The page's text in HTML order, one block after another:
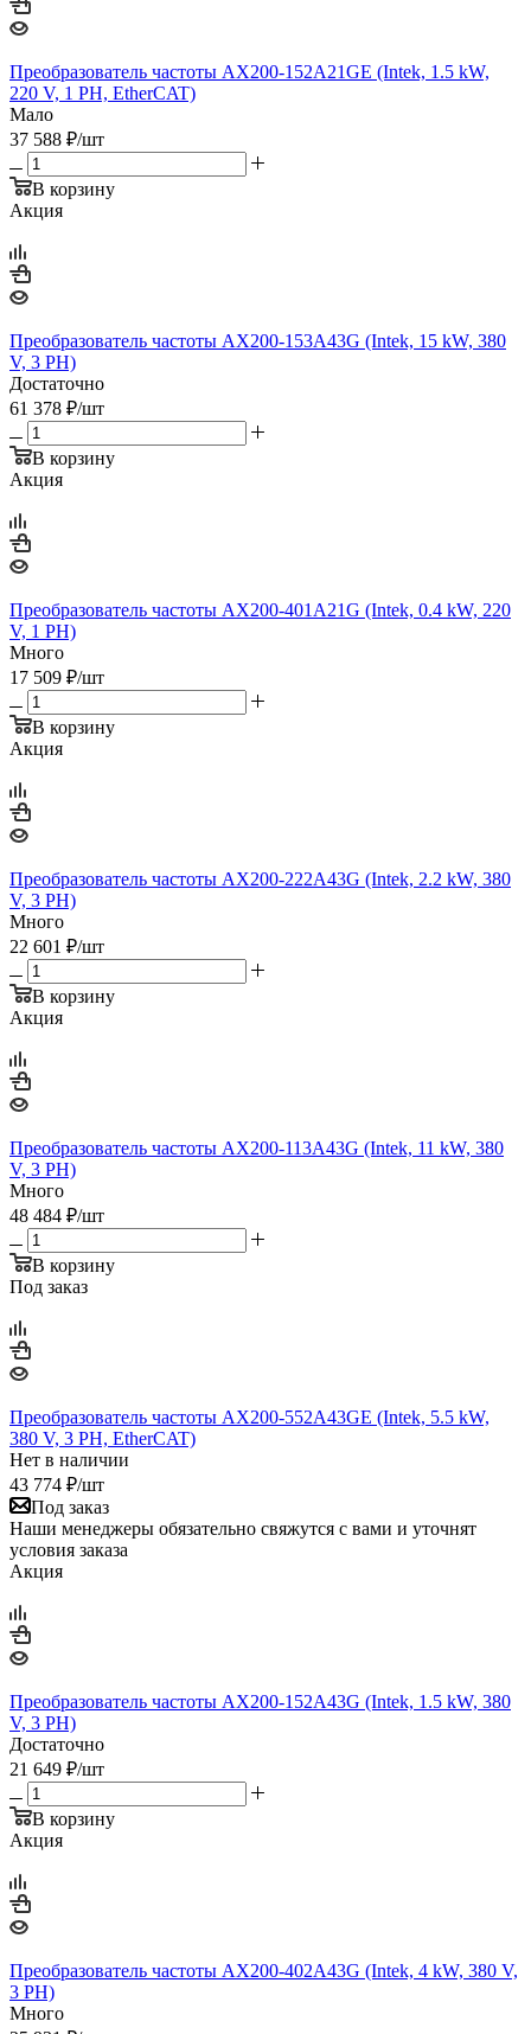
Преобразователь частоты AX200-152A21GE (Intek, 1.5 kW,
220 V, 1 PH, EtherCAT)
Мало
37 588 ₽/шт
В корзину
Акция
Преобразователь частоты AX200-153A43G (Intek, 15 kW, 380
V, 3 PH)
Достаточно
61 378 ₽/шт
В корзину
Акция
Преобразователь частоты AX200-401A21G (Intek, 0.4 kW, 220
V, 1 PH)
Много
17 509 ₽/шт
В корзину
Акция
Преобразователь частоты AX200-222A43G (Intek, 2.2 kW, 380
V, 3 PH)
Много
22 601 ₽/шт
В корзину
Акция
Преобразователь частоты AX200-113A43G (Intek, 11 kW, 380
V, 3 PH)
Много
48 484 ₽/шт
В корзину
Под заказ
Преобразователь частоты AX200-552A43GE (Intek, 5.5 kW,
380 V, 3 PH, EtherCAT)
Нет в наличии
43 774 ₽/шт
Под заказ
Наши менеджеры обязательно свяжутся с вами и уточнят
условия заказа
Акция
Преобразователь частоты AX200-152A43G (Intek, 1.5 kW, 380
V, 3 PH)
Достаточно
21 649 ₽/шт
В корзину
Акция
Преобразователь частоты AX200-402A43G (Intek, 4 kW, 380 V,
3 PH)
Много